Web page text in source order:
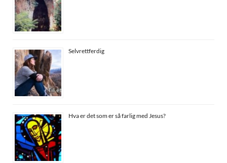
Selvrettferdig
Hva er det som er så farlig med Jesus?